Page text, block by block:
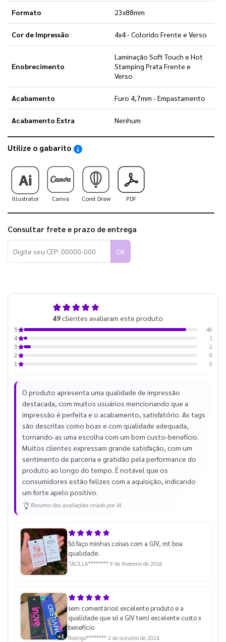
Formato 23x88mm
Cor de Impressão 4x4 - Colorido Frente e Verso
Enobrecimento
Laminação Soft Touch e Hot
Stamping Prata Frente e
Verso
Acabamento Furo 4,7mm - Empastamento
Acabamento Extra Nenhum
Utilize o gabarito Saiba como utilizar os nossos gabaritos
Illustrator Canva Corel Draw PDF
Consultar frete e prazo de entrega
OK
49clientes avaliaram este produto
5
46
4
1
3
2
2
0
1
0
O produto apresenta uma qualidade de impressão
destacada, com muitos usuários mencionando que a
impressão é perfeita e o acabamento, satisfatório. As tags
são descritas como boas e com qualidade adequada,
tornando-as uma escolha com um bom custo-benefício.
Muitos clientes expressam grande satisfação, com um
sentimento de parceria e gratidão pela performance do
produto ao longo do tempo. É notável que os
consumidores estão felizes com a aquisição, indicando
um forte apelo positivo.
Resumo das avaliações criado por IA
Só faço minhas coisas com a GIV, mt boa
qualidade.
TÁCILLA******** 9 de fevereiro de 2026
+1
sem comentários! excelente produto e a
qualidade que só a GIV tem! excelente custo x
benefício
Rodrigo******** 2 de outubro de 2024